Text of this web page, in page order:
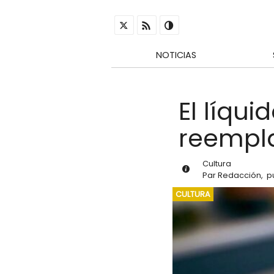
NOTICIAS
El
Cultura
ParRedacción,
CULTURA